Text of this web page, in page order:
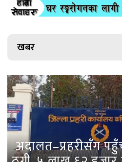
खबर
अदालत–प्रहरीसँग